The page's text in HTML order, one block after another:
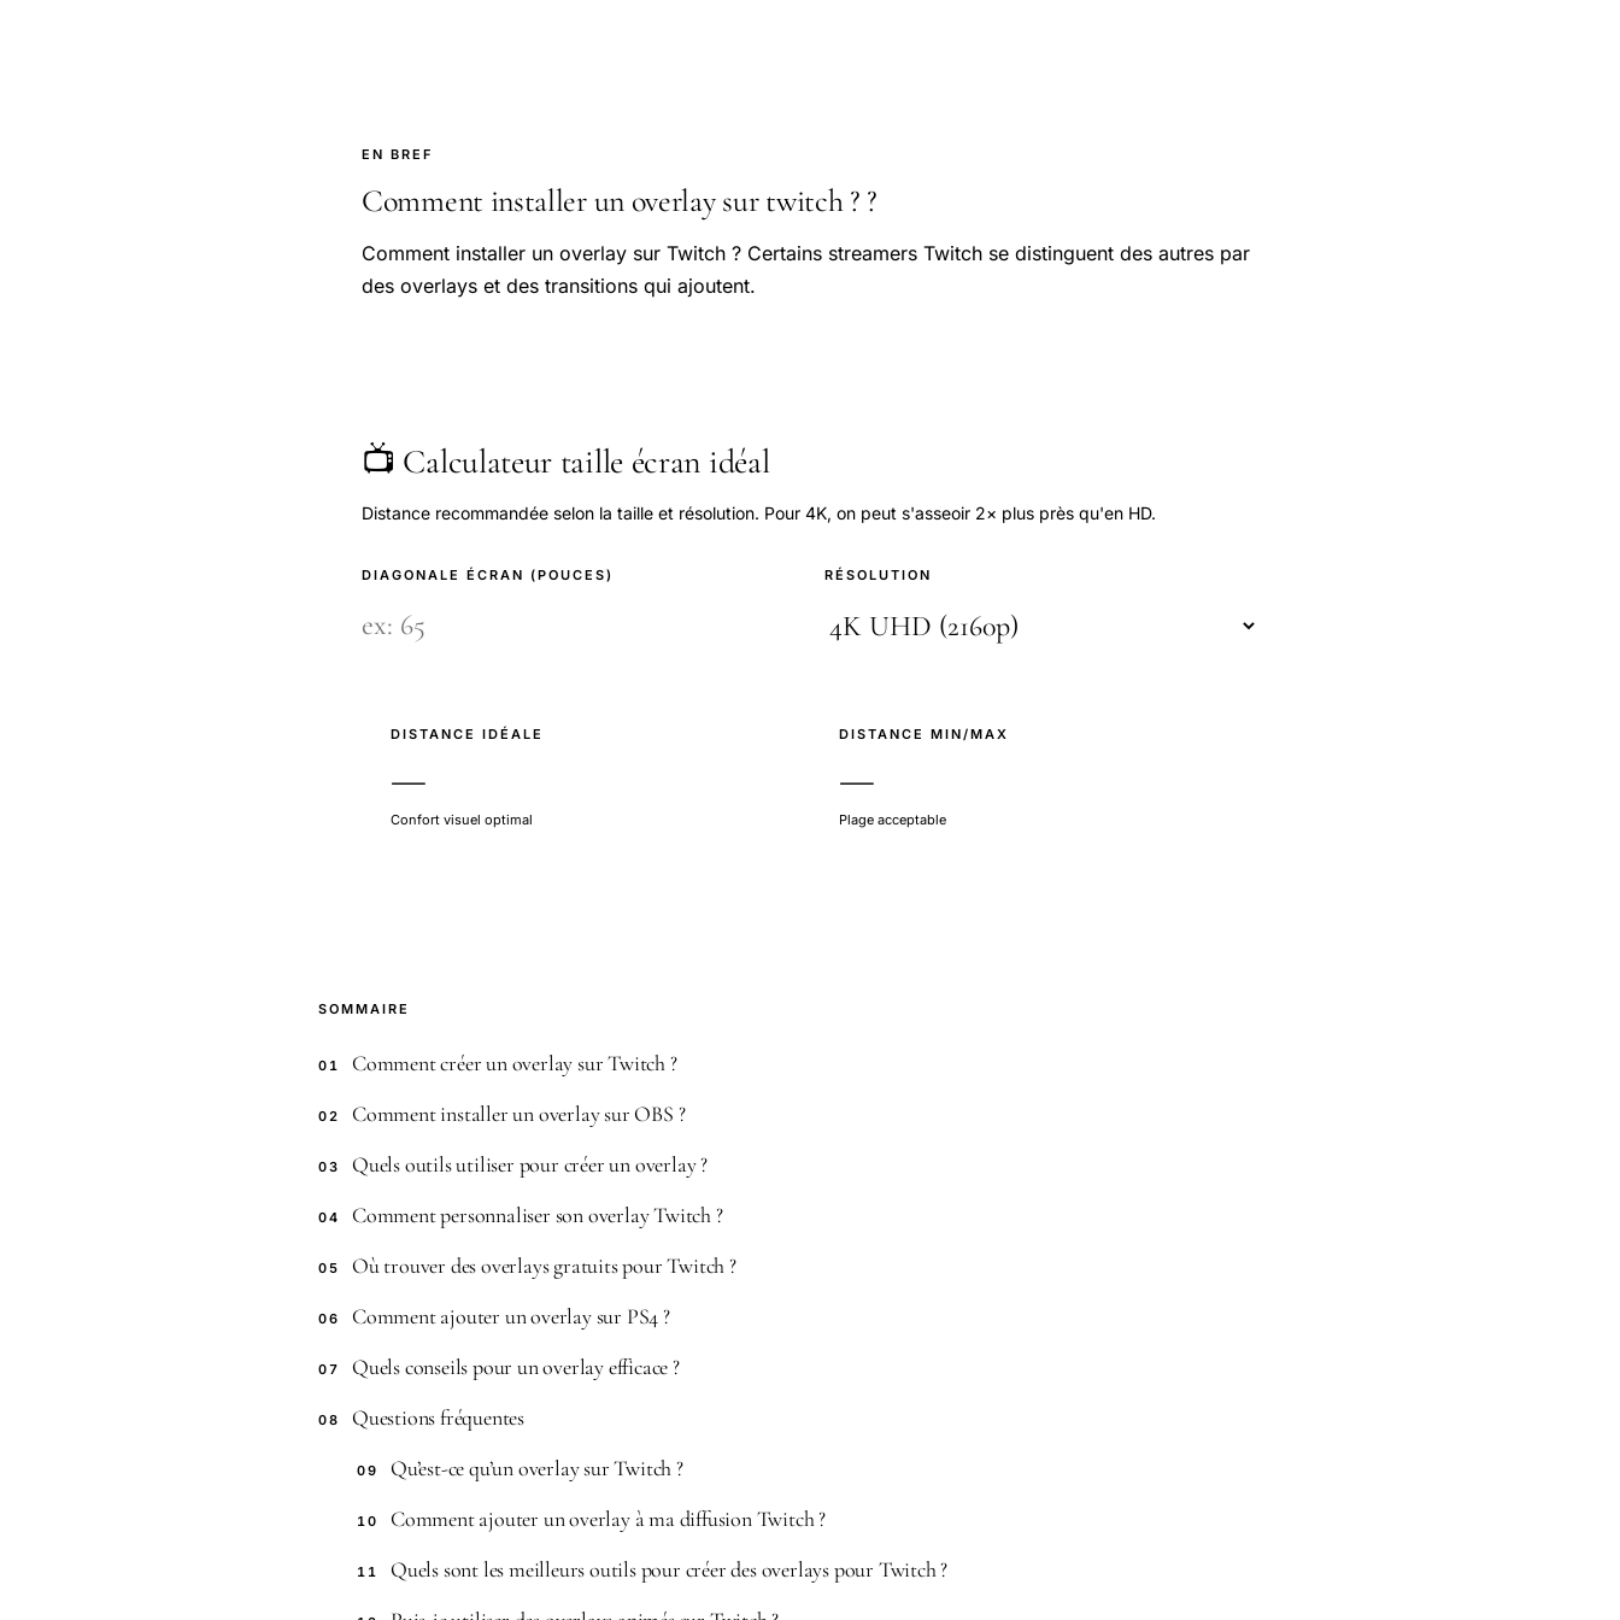
EN BREF
Comment installer un overlay sur twitch ?​ ?
Comment installer un overlay sur Twitch ? Certains streamers Twitch se distinguent des autres par
des overlays et des transitions qui ajoutent.
📺 Calculateur taille écran idéal
Distance recommandée selon la taille et résolution. Pour 4K, on peut s'asseoir 2× plus près qu'en HD.
DIAGONALE ÉCRAN (POUCES) RÉSOLUTION
DISTANCE IDÉALE
—
Confort visuel optimal
DISTANCE MIN/MAX
—
Plage acceptable
SOMMAIRE
01 Comment créer un overlay sur Twitch ?
02 Comment installer un overlay sur OBS ?
03 Quels outils utiliser pour créer un overlay ?
04 Comment personnaliser son overlay Twitch ?
05 Où trouver des overlays gratuits pour Twitch ?
06 Comment ajouter un overlay sur PS4 ?
07 Quels conseils pour un overlay efficace ?
08 Questions fréquentes
09 Qu’est-ce qu’un overlay sur Twitch ?
10 Comment ajouter un overlay à ma diffusion Twitch ?
11 Quels sont les meilleurs outils pour créer des overlays pour Twitch ?